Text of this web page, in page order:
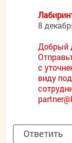
8
Добрый
с
виду
Ответить